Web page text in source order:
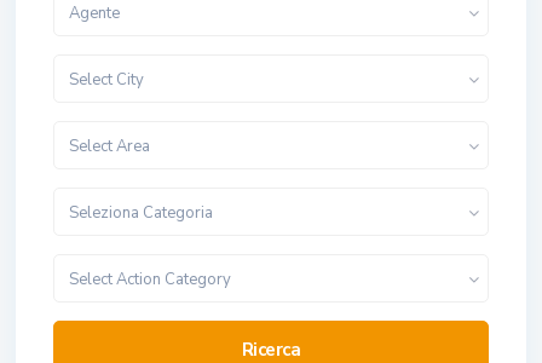
Agente
Select City
Select Area
Seleziona Categoria
Select Action Category
Ricerca